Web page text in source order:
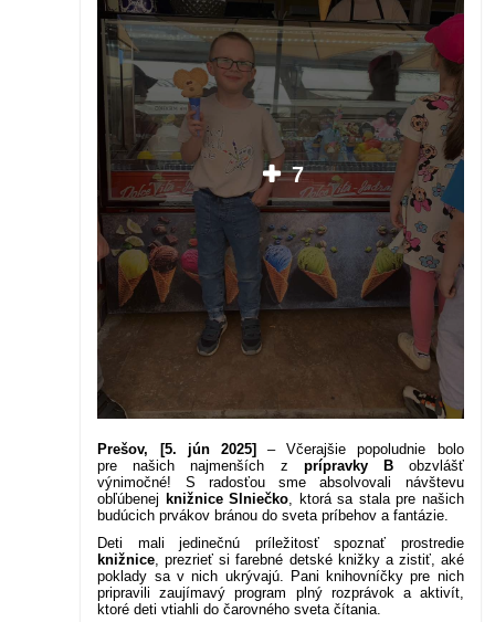
7
Prešov, [5. jún 2025]– Včerajšie popoludnie bolo
pre našich najmenších z prípravky Bobzvlášť
výnimočné! S radosťou sme absolvovali návštevu
obľúbenej knižnice Slniečko , ktorá sa stala pre našich
budúcich prvákov bránou do sveta príbehov a fantázie.
Deti mali jedinečnú príležitosť spoznať prostredie
knižnice , prezrieť si farebné detské knižky a zistiť, aké
poklady sa v nich ukrývajú. Pani knihovníčky pre nich
pripravili zaujímavý program plný rozprávok a aktivít,
ktoré deti vtiahli do čarovného sveta čítania.